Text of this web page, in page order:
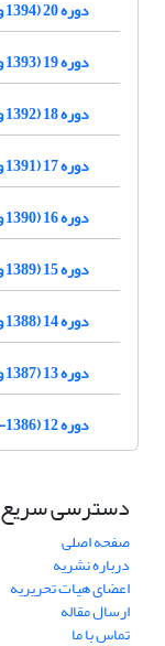
دوره 20 (1394 و 1395)
دوره 19 (1393 و 1394)
دوره 18 (1392 و 1393)
دوره 17 (1391 و 1392)
دوره 16 (1390 و 1391)
دوره 15 (1389 و 1390)
دوره 14 (1388 و 1389)
دوره 13 (1387 و 1388)
دوره 12 (1386-1387)
دسترسی سریع
صفحه اصلی
درباره نشریه
اعضای هیات تحریریه
ارسال مقاله
تماس با ما